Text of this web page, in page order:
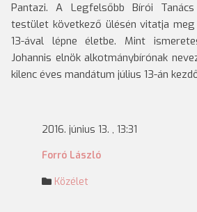
Pantazi.A Legfelsőbb Bírói
testület következő ülésén vitatja
13-ával lépne életbe. Mint
Johannis elnök alkotmánybírónak
kilenc éves mandátum július 13-án
2016. június 13. , 13:31
Forró László
Közélet